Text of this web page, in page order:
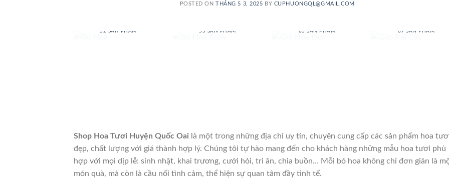
POSTED ONTHÁNG 5 3, 2025 BY CUPHUONGQL@GMAIL.COM
52 SẢN PHẨM 55 SẢN PHẨM 85 SẢN PHẨM 69 SẢN PHẨM
Shop Hoa Tươi Huyện Quốc Oai là một trong những địa chỉ uy tín, chuyên cung cấp các sản phẩm hoa
đẹp, chất lượng với giá thành hợp lý. Chúng tôi tự hào mang đến cho khách hàng những mẫu hoa tươi phù
hợp với mọi dịp lễ: sinh nhật, khai trương, cưới hỏi, tri ân, chia buồn… Mỗi bó hoa không chỉ đơn giản là
món quà, mà còn là cầu nối tình cảm, thể hiện sự quan tâm đầy tinh tế.